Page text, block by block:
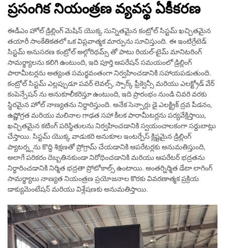
ప్రసంగిక నియంత్రణ వ్యవస్థ ఏకీకరణ
ఈడీఎం హోల్ డ్రిల్లింగ్ మెషిన్ యొక్క సున్నితమైన కంట్రోల్ సిస్టమ్ ఖచ్చితమైన
తయారీ సాంకేతికతలో ఒక విప్లవాత్మక మార్పును సూచిస్తుంది. ఈ ఇంటిగ్రేటెడ్
సిస్టమ్ అనుసరణ కంట్రోల్ అల్గోరిథమ్స్ తో పాటు రియల్-టైమ్ మానిటరింగ్
సామర్థ్యాలను కలిగి ఉంటుంది, ఇది పూర్తి ఆపరేషన్ సమయంలో డ్రిల్లింగ్
పారామీటర్లను అత్యంత సమర్థవంతంగా నిర్వహించడానికి సహాయపడుతుంది.
కంట్రోల్ సిస్టమ్ ఎల్లప్పుడూ పవర్ లెవల్స్, స్పార్క్ ఫ్రీక్వెన్సీ మరియు ఎలక్ట్రోడ్ వేర్
కంపెన్సేషన్ ను అనుకూలీకరిస్తూ ఉంటుంది, ఇది ప్రారంభం నుండి చివరి వరకు
స్థిరమైన హోల్ నాణ్యతను నిర్ధారిస్తుంది. అనేక సెన్సార్లు డై ఎలక్ట్రిక్ ద్రవ పీడనం,
ఉష్ణోగ్రత మరియు మలినాల గాఢత సహా కీలక పారామీటర్లను పర్యవేక్షిస్తాయి,
ఖచ్చితమైన కటింగ్ పరిస్థితులను నిర్వహించడానికి స్వయంచాలకంగా సర్దుబాట్లు
చేస్తాయి. సిస్టమ్ యొక్క వాడుకరి అనుకూల ఇంటర్ఫేస్ క్లిష్టమైన డ్రిల్లింగ్
ప్యాటర్న్లను కొద్ది శిక్షణతో ప్రోగ్రామ్ చేయడానికి ఆపరేటర్లకు అనుమతిస్తుంది,
అలాగే పరికరం దెబ్బతినకుండా నిరోధించడానికి మరియు ఆపరేటర్ భద్రతను
నిర్ధారించడానికి నిర్మిత భద్రతా ప్రోటోకాల్స్ ఉంటాయి. అంతర్నిర్మిత డేటా లాగింగ్
సామర్థ్యాలు నాణ్యత నియంత్రణ ప్రయోజనాల కొరకు వివరణాత్మక ప్రక్రియ
డాక్యుమెంటేషన్ మరియు విశ్లేషణకు అనుమతిస్తాయి.